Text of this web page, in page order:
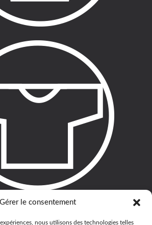
Gérer le consentement
nous utilisons des technologies telles